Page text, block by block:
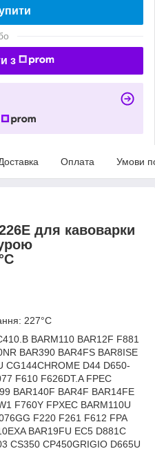
з
Оплата Умови
для кавоварки
227°C
BARM110 BAR12F F881
BAR390 BAR4FS BAR8ISE
CG144CHROME D44 D650-
F610 F626DT.A FPEC
BAR140F BAR4F BAR14FE
F760Y FPXEC BARM110U
F220 F261 F612 FPA
BAR19FU EC5 D881C
CS350 CP450GRIGIO D665U